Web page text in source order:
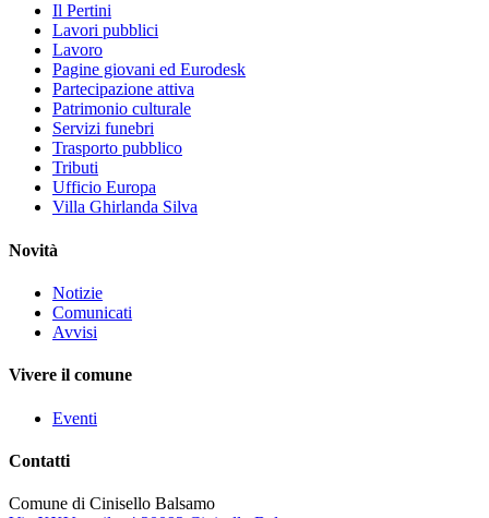
Il Pertini
Lavori pubblici
Lavoro
Pagine giovani ed Eurodesk
Partecipazione attiva
Patrimonio culturale
Servizi funebri
Trasporto pubblico
Tributi
Ufficio Europa
Villa Ghirlanda Silva
Novità
Notizie
Comunicati
Avvisi
Vivere il comune
Eventi
Contatti
Comune di Cinisello Balsamo